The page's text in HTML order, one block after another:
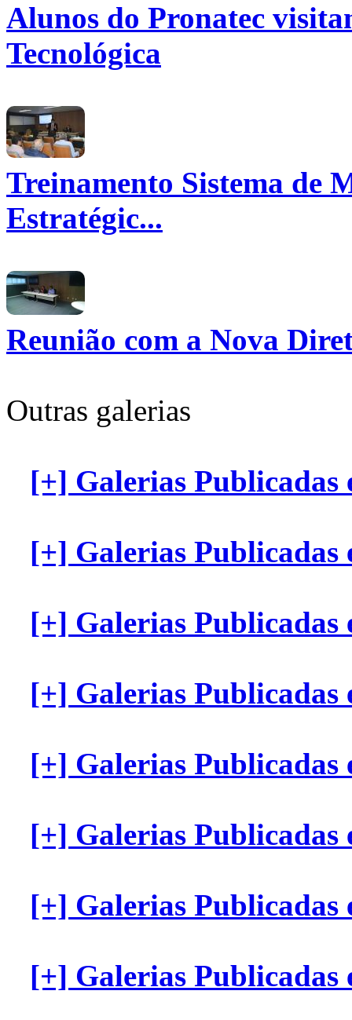
Alunos do Pronatec
Tecnológica
Treinamento Sistema de
Estratégic...
Reunião com a Nova
Outras galerias
[+] Galerias Publicadas
[+] Galerias Publicadas
[+] Galerias Publicadas
[+] Galerias Publicadas
[+] Galerias Publicadas
[+] Galerias Publicadas
[+] Galerias Publicadas
[+] Galerias Publicadas